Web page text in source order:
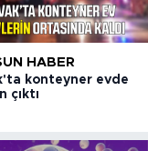
HABER
konteyner evde
çıktı